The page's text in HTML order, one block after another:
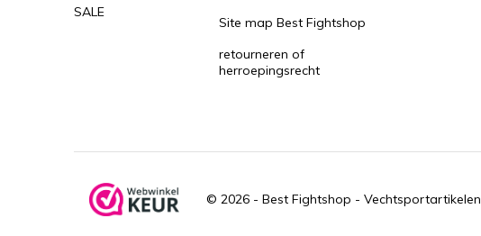
SALE
Site map Best Fightshop
retourneren of
herroepingsrecht
© 2026 - Best Fightshop - Vechtsportartikelen